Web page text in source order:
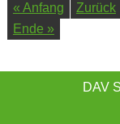
« Anfang Zurück
Ende »
DAV